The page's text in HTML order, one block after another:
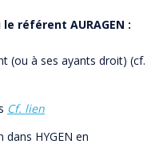
référent AURAGEN :
(ou à ses ayants droit) (cf.
Cf. lien
dans HYGEN en